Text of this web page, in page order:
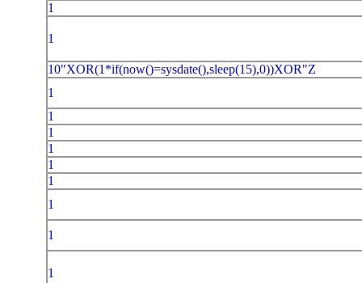
1
1
10"XOR(1*if(now()=sysdate(),sleep(15),0))XOR"Z
1
1
1
1
1
1
1
1
1